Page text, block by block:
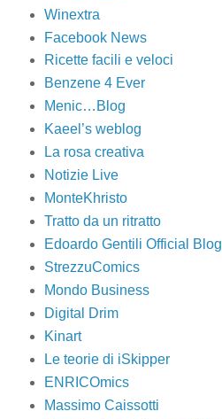
Winextra
Facebook News
Ricette facili e veloci
Benzene 4 Ever
Menic…Blog
Kaeel’s weblog
La rosa creativa
Notizie Live
MonteKhristo
Tratto da un ritratto
Edoardo Gentili Official Blog
StrezzuComics
Mondo Business
Digital Drim
Kinart
Le teorie di iSkipper
ENRICOmics
Massimo Caissotti